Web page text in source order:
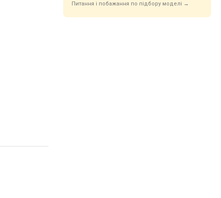
Питання і побажання по підбору моделі →